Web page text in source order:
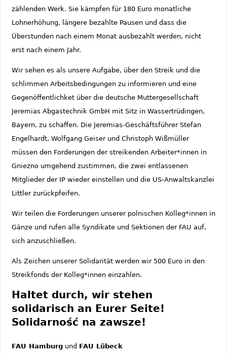
zählenden Werk. Sie kämpfen für 180 Euro monatliche
Lohnerhöhung, längere bezahlte Pausen und dass die
Überstunden nach einem Monat ausbezahlt werden, nicht
erst nach einem Jahr.
Wir sehen es als unsere Aufgabe, über den Streik und die
schlimmen Arbeitsbedingungen zu informieren und eine
Gegenöffentlichket über die deutsche Muttergesellschaft
Jeremias Abgastechnik GmbH mit Sitz in Wassertrüdingen,
Bayern, zu schaffen. Die Jeremias-Geschäftsführer Stefan
Engelhardt, Wolfgang Geiser und Christoph Wißmüller
müssen den Forderungen der streikenden Arbeiter*innen in
Gniezno umgehend zustimmen, die zwei entlassenen
Mitglieder der IP wieder einstellen und die US-Anwaltskanzlei
Littler zurückpfeifen.
Wir teilen die Forderungen unserer polnischen Kolleg*innen in
Gänze und rufen alle Syndikate und Sektionen der FAU auf,
sich anzuschließen.
Als Zeichen unserer Solidarität werden wir 500 Euro in den
Streikfonds der Kolleg*innen einzahlen.
Haltet durch, wir stehen
solidarisch an Eurer Seite!
Solidarność na zawsze!
FAU Hamburgund FAU Lübeck